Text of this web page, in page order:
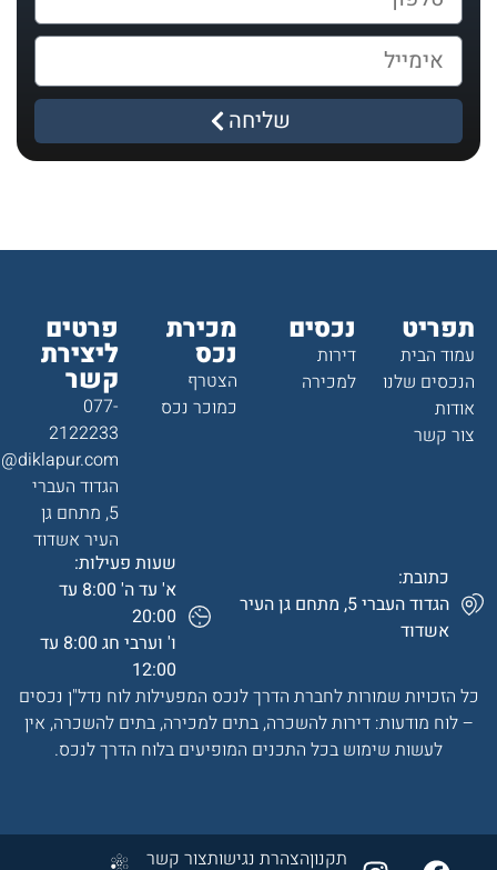
שליחה
תפריט
עמוד הבית
הנכסים שלנו
אודות
צור קשר
נכסים
דירות
למכירה
מכירת
נכס
הצטרף
כמוכר נכס
פרטים
ליצירת
קשר
077-
2122233
הגדוד העברי
5, מתחם גן
העיר אשדוד
כתובת:
הגדוד העברי 5, מתחם גן העיר
אשדוד
שעות פעילות:
א' עד ה' 8:00 עד
20:00
ו' וערבי חג 8:00 עד
12:00
כל הזכויות שמורות לחברת הדרך לנכס המפעילות לוח נדל"ן נכסים
– לוח מודעות: דירות להשכרה, בתים למכירה, בתים להשכרה, אין
לעשות שימוש בכל התכנים המופיעים בלוח הדרך לנכס.
תקנוןהצהרת נגישותצור קשר